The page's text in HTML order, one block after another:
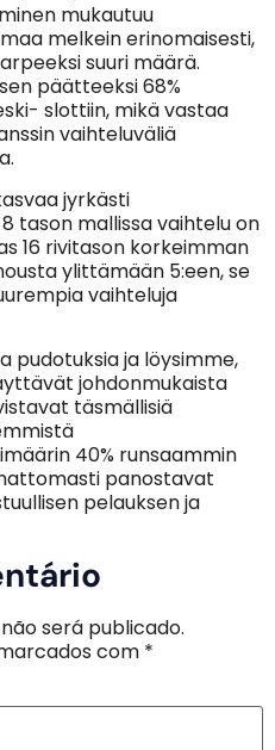
mukautuu
melkein erinomaisesti,
suuri määrä.
päätteeksi 68%
slottiin, mikä vastaa
vaihteluväliä
jyrkästi
tason mallissa vaihtelu on
16 rivitason korkeimman
ylittämään 5:een, se
vaihteluja
pudotuksia ja löysimme,
johdonmukaista
täsmällisiä
40% runsaammin
panostavat
pelauksen ja
será publicado.
com *